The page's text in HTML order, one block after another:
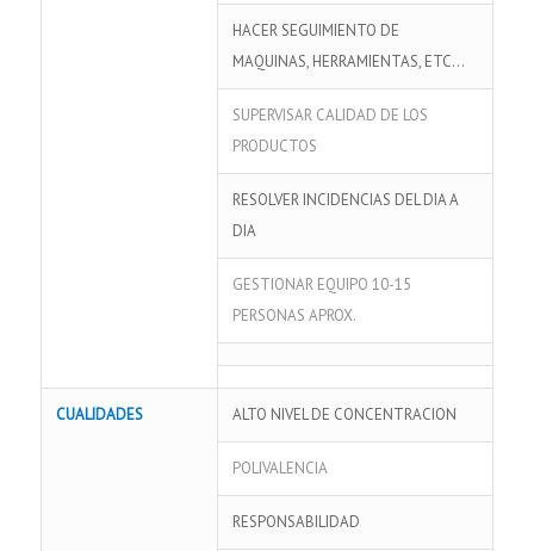
HACER SEGUIMIENTO DE
MAQUINAS, HERRAMIENTAS, ETC…
SUPERVISAR CALIDAD DE LOS
PRODUCTOS
RESOLVER INCIDENCIAS DEL DIA A
DIA
GESTIONAR EQUIPO 10-15
PERSONAS APROX.
CUALIDADES ALTO NIVEL DE CONCENTRACION
POLIVALENCIA
RESPONSABILIDAD